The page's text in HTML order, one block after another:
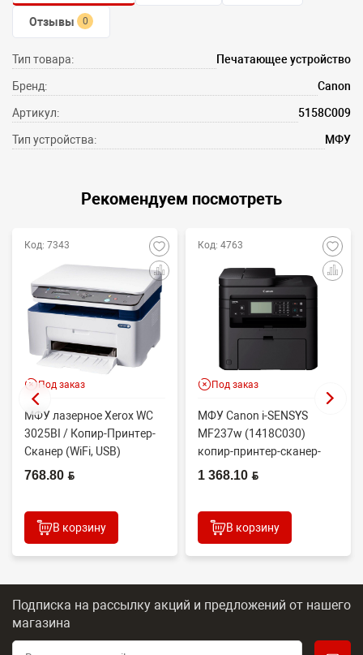
Отзывы 0
Тип товара: Печатающее устройство
Бренд: Canon
Артикул: 5158C009
Тип устройства: МФУ
Рекомендуем посмотреть
Код: 7343
Под заказ
МФУ лазерное Xerox WC
3025BI / Копир-Принтер-
Сканер (WiFi, USB)
768.80 BYN
В корзину
Код: 4763
Под заказ
МФУ Canon i-SENSYS
MF237w (1418C030)
копир-принтер-сканер-
факс(без трубки)-wifi
1 368.10 BYN
В корзину
Подписка на рассылку акций и предложений от нашего
магазина